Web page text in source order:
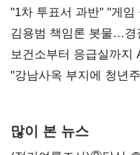
불복'
"1차 투표서 과반" "게
김용범 책임론 봇물…경
보건소부터 응급실까
"강남사옥 부지에 청년
많이 본 뉴스